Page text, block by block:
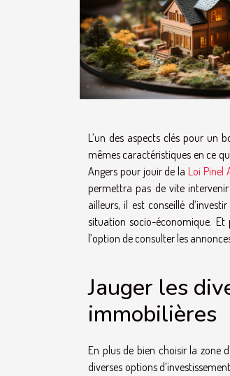
L’un des aspects clés pour un
mêmes caractéristiques en ce
Angers pour jouir de la Loi Pinel
permettra pas de vite
ailleurs, il est conseillé
situation socio-économique. Et
l’option de consulter les
Jauger les
immobilières
En plus de bien choisir la zone
diverses options